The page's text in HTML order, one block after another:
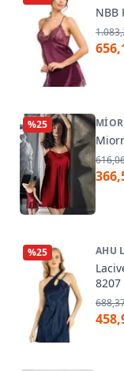
NBB
%25
%25 AHU
8207